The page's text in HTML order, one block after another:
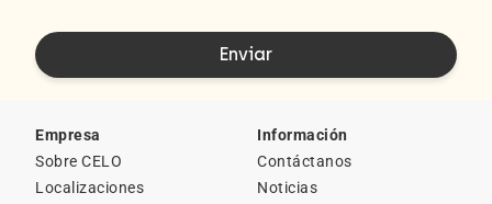
Empresa
Sobre CELO
Localizaciones
Información
Contáctanos
Noticias